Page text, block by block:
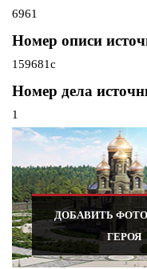
6961
Номер описи
159681с
Номер дела
1
ДОБАВИТЬ
ГЕРОЯ